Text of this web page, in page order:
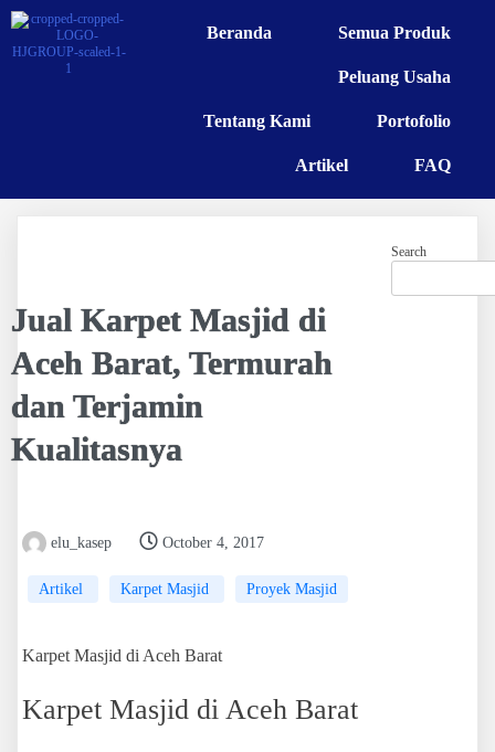
Beranda Semua Produk
Peluang Usaha
Tentang Kami Portofolio
Artikel FAQ
Jual Karpet Masjid di
Aceh Barat, Termurah
dan Terjamin
Kualitasnya
elu_kasep October 4, 2017
Artikel Karpet Masjid Proyek Masjid
Karpet Masjid di Aceh Barat
Karpet Masjid di Aceh Barat
Search